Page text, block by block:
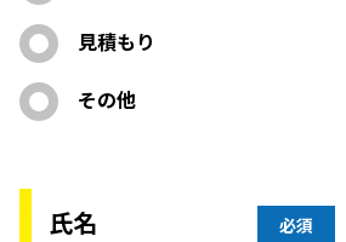
見積もり
その他
氏名 必須